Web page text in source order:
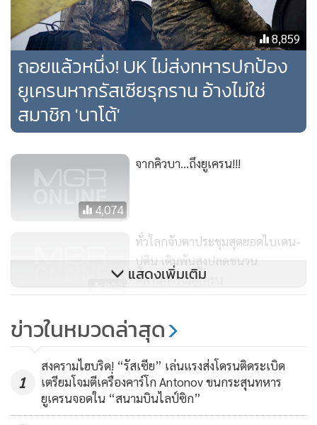
รัสเซีย ชมนิทรรศการอาวุธยุทธภัณฑ์ทางทหาร ก่อนการประชุม
ประจำปีของคณะกรรมการกระทรวงกลาโหมรัสเซีย เมื่อวัน
ประธานาธิบดีโวโลดิมีร์ เซเลนสกี้ ของยูเครน กล่าวเมื่อวันศุกร์
รูปแบบ ทว่า มอสโกย้ำว่า ไม่มีประโยชน์ที่จะพบกันโดยไม่มีวาระ
การหารือที่ชัดเจน
ขณะเดียวกัน เครมลินยังแถลงว่า ปูตินย้ำระหว่างหารือทาง
โทรศัพท์กับประธานาธิบดีเอมมานูเอล มาครง ของฝรั่งเศสว่า ใน
8,859
ถอยแล้วหนึ่ง! UK ไม่ส่งทหารปกป้อง
ยูเครนหากรัสเซียรุกราน อ้างไม่ใช่
สมาชิก 'นาโต้'
4,074
จากคิวบา...ถึงยูเครน!!!
803
ทั่วโลกจับตาประชุมสุดยอดไบเดน-
ปูติน เดิมพันสูงปลดชนวน
สถานการณ์ยูเครน
2,403
ยูเครน’
แสดงเพิ่มเติม
ข่าวในหมวดล่าสุด
1
สงครามไฮบริด! “รัสเซีย” เล่นแรงส่งโดรนติดระเบิด
เตรียมโจมตีเครื่องคาร์โก Antonov ขนกระสุนทหาร
ยูเครนจอดใน “สนามบินไลป์ซิก”